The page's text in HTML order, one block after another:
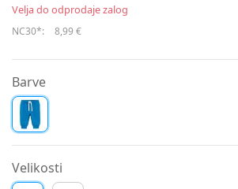
Velja do odprodaje zalog
NC30*: 8,99 €
Barve
Velikosti